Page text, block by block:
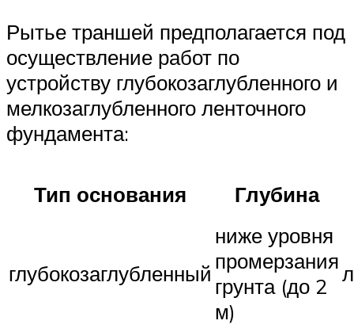
Рытье траншей предполагается под
осуществление работ по
устройству глубокозаглубленного и
мелкозаглубленного ленточного
фундамента:
Тип основания Глубина
глубокозаглубленный
ниже уровня
промерзания
грунта (до 2
м)